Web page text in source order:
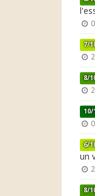
7/
8/
10/
6/
un
8/